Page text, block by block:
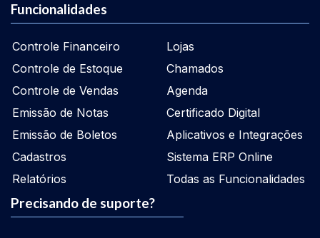
Funcionalidades
Controle Financeiro
Controle de Estoque
Controle de Vendas
Emissão de Notas
Emissão de Boletos
Cadastros
Relatórios
Lojas
Chamados
Agenda
Certificado Digital
Aplicativos e Integrações
Sistema ERP Online
Todas as Funcionalidades
Precisando de suporte?